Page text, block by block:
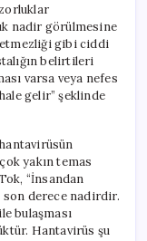
zorluklar
nadir görülmesine
gibi ciddi
belirtileri
varsa veya nefes
gelir” şeklinde
yakın temas
“İnsandan
son derece nadirdir.
bulaşması
Hantavirüs şu